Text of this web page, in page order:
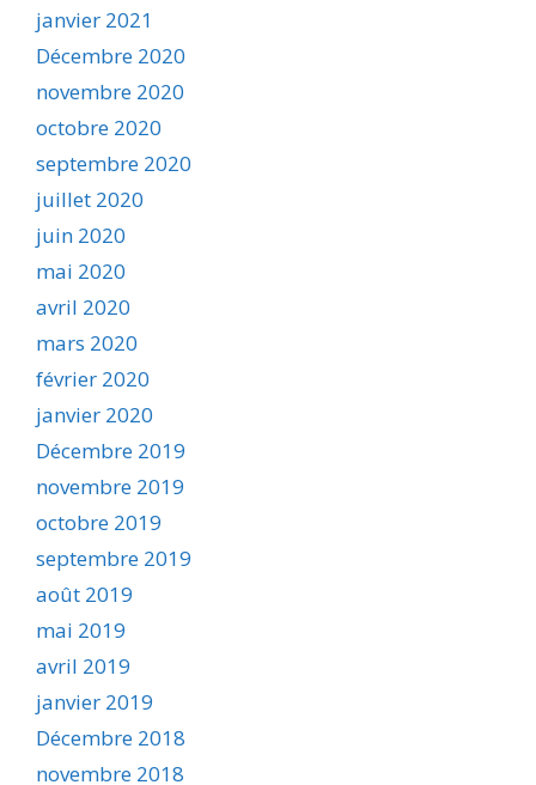
janvier 2021
Décembre 2020
novembre 2020
octobre 2020
septembre 2020
juillet 2020
juin 2020
mai 2020
avril 2020
mars 2020
février 2020
janvier 2020
Décembre 2019
novembre 2019
octobre 2019
septembre 2019
août 2019
mai 2019
avril 2019
janvier 2019
Décembre 2018
novembre 2018